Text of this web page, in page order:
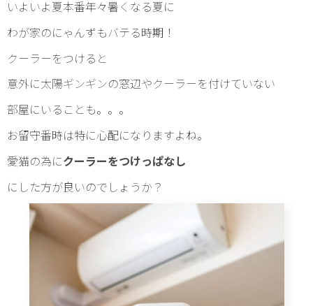
いよいよ夏本番年々暑くなる夏に
わが家のにゃんずもバテる時期！
クーラーをつけると
意外に太陽ギンギンの窓辺やクーラーを付けていない
部屋にいることも。。。
お留守番時は特に心配になりますよね。
愛猫の為にクーラーをつけっぱなし
にした方が良いのでしょうか？